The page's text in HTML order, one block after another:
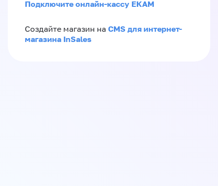
Подключите онлайн-кассу ЕКАМ
Создайте магазин на CMS для интернет-
магазина InSales